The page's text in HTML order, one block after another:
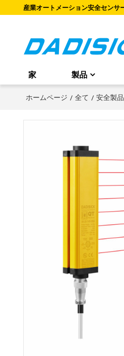
産業オートメーション安全センサ
家 製品
ホームページ / 全て / 安全製品